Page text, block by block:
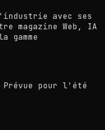
avec ses
magazine Web, IA
pour l'été